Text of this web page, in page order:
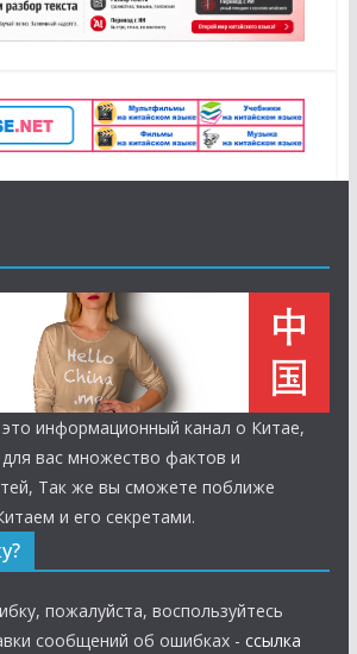
информационный канал о Китае,
вас множество фактов и
Так же вы сможете поближе
и его секретами.
пожалуйста, воспользуйтесь
сообщений об ошибках - ссылка